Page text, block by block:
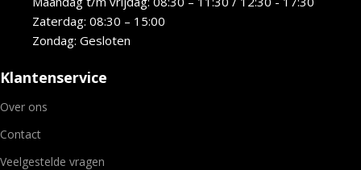
Zaterdag: 08:30 – 15:00
Zondag: Gesloten
Klantenservice
Over ons
Contact
Veelgestelde vragen